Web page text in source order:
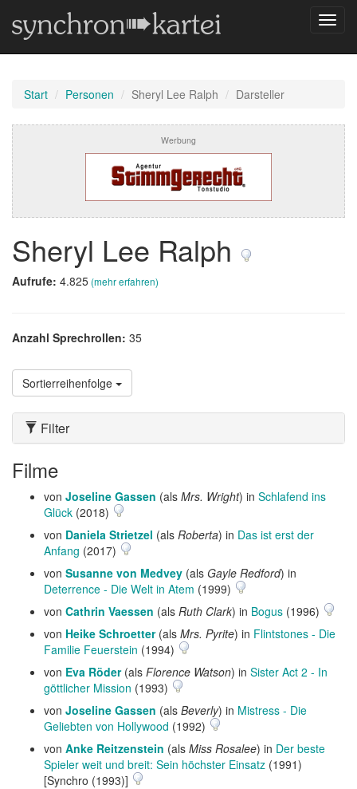
Start Personen Sheryl Lee Ralph Darsteller
Werbung
Sheryl Lee Ralph
Aufrufe: 4.825(mehr erfahren)
Anzahl Sprechrollen: 35
Sortierreihenfolge
Filter
Filme
von Joseline Gassen (als Mrs. Wright) in Schlafend ins
Glück (2018)
von Daniela Strietzel (als Roberta) in Das ist erst der
Anfang (2017)
von Susanne von Medvey (als Gayle Redford) in
Deterrence - Die Welt in Atem (1999)
von Cathrin Vaessen (als Ruth Clark) in Bogus (1996)
von Heike Schroetter(als Mrs. Pyrite) in Flintstones - Die
Familie Feuerstein (1994)
von Eva Röder(als Florence Watson) in Sister Act 2 - In
göttlicher Mission (1993)
von Joseline Gassen (als Beverly) in Mistress - Die
Geliebten von Hollywood (1992)
von Anke Reitzenstein (als Miss Rosalee) in Der beste
Spieler weit und breit: Sein höchster Einsatz (1991)
[Synchro (1993)]